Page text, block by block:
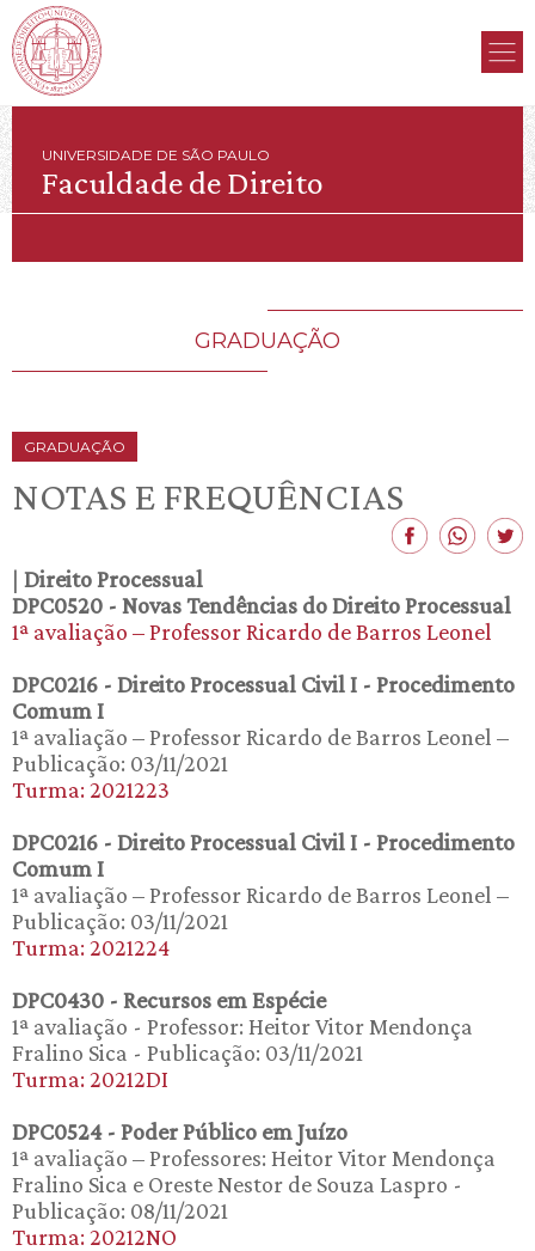
UNIVERSIDADE DE SÃO PAULO
Faculdade de Direito
GRADUAÇÃO
GRADUAÇÃO
NOTAS E FREQUÊNCIAS
| Direito Processual
DPC0520 - Novas Tendências do Direito Processual
1ª avaliação – Professor Ricardo de Barros Leonel
DPC0216 - Direito Processual Civil I - Procedimento
Comum I
1ª avaliação – Professor Ricardo de Barros Leonel –
Publicação: 03/11/2021
Turma: 2021223
DPC0216 - Direito Processual Civil I - Procedimento
Comum I
1ª avaliação – Professor Ricardo de Barros Leonel –
Publicação: 03/11/2021
Turma: 2021224
DPC0430 - Recursos em Espécie
1ª avaliação - Professor: Heitor Vitor Mendonça
Fralino Sica - Publicação: 03/11/2021
Turma: 20212DI
DPC0524 - Poder Público em Juízo
1ª avaliação – Professores: Heitor Vitor Mendonça
Fralino Sica e Oreste Nestor de Souza Laspro -
Publicação: 08/11/2021
Turma: 20212NO